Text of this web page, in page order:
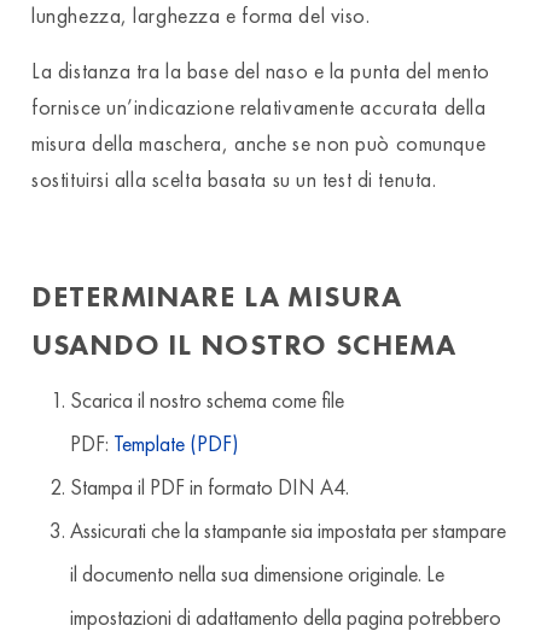
lunghezza, larghezza e forma del viso.
La distanza tra la base del naso e la punta del mento
fornisce un’indicazione relativamente accurata della
misura della maschera, anche se non può comunque
sostituirsi alla scelta basata su un test di tenuta.
DETERMINARE LA MISURA
USANDO IL NOSTRO SCHEMA
Scarica il nostro schema come file
PDF: Template (PDF)
Stampa il PDF in formato DIN A4.
Assicurati che la stampante sia impostata per stampare
il documento nella sua dimensione originale. Le
impostazioni di adattamento della pagina potrebbero